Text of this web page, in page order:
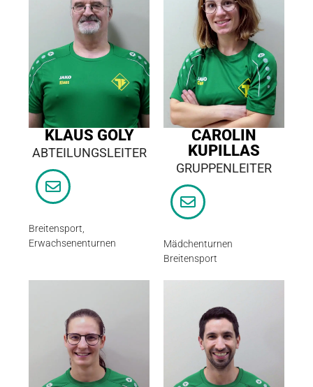
KLAUS GOLY
ABTEILUNGSLEITER
Breitensport,
Erwachsenenturnen
CAROLIN
KUPILLAS
GRUPPENLEITER
Mädchenturnen
Breitensport